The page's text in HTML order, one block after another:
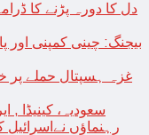
دل کا دورہ پڑنے کا
بیجنگ: چینی کمپنی اور
غزہ ہسپتال حملے پر
سعودیہ، کینیڈا ,
رہنماؤں نےاسرائیل